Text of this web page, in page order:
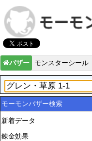
バザー モンスターシール
モーモンバザー検索
新着データ
錬金効果